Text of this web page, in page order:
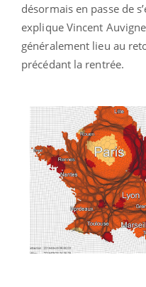
désormais en passe de
explique Vincent
généralement lieu au
précédant la rentrée.